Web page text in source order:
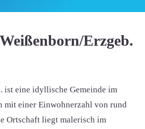
Erzgeb.
ist eine idyllische Gemeinde im
mit einer Einwohnerzahl von rund
Ortschaft liegt malerisch im